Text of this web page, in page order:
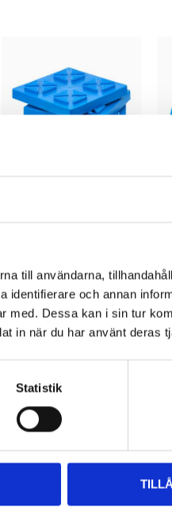
till användarna,
och annan
med. Dessa kan i sin tur
in när du har använt deras
Statistik